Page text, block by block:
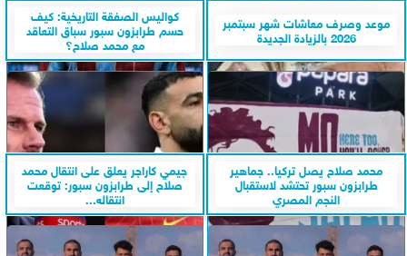
موعد وصرف معاشات شهر سبتمبر
2026 بالزيادة الجديدة
كواليس الصفقة التاريخية: كيف
حسم طرابزون سبور سباق التعاقد
مع محمد صلاح؟
محمد صلاح يصل تركيا.. جماهير
طرابزون سبور تحتشد لاستقبال
النجم المصري
جيمي كاراجر يعلق على انتقال محمد
صلاح إلى طرابزون سبور: توقعت
انتقاله...